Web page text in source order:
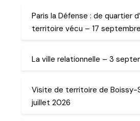
Paris la Défense : de quartier
territoire vécu – 17
La ville relationnelle – 3
Visite de territoire de Boissy-
juillet 2026